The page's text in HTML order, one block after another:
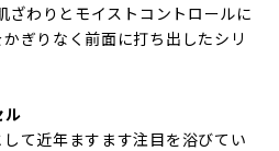
わりとモイストコントロールに
ぎりなく前面に打ち出したシリ
ル
て近年ますます注目を浴びてい